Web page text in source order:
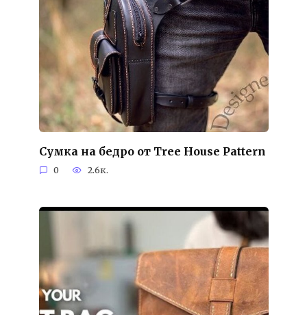
Сумка на бедро от Tree House Pattern
0 2.6к.